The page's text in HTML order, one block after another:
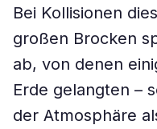
Bei Kollisionen
großen Brocken
ab, von denen
Erde gelangten –
der Atmosphäre